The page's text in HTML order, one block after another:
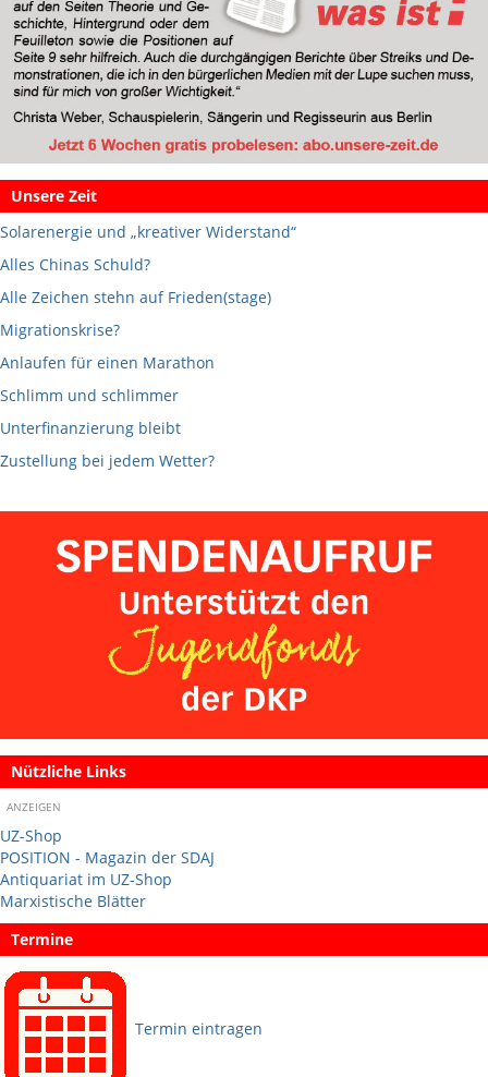
Unsere Zeit
Solarenergie und „kreativer Widerstand“
Alles Chinas Schuld?
Alle Zeichen stehn auf Frieden(stage)
Migrationskrise?
Anlaufen für einen Marathon
Schlimm und schlimmer
Unterfinanzierung bleibt
Zustellung bei jedem Wetter?
Nützliche Links
ANZEIGEN
UZ-Shop
POSITION - Magazin der SDAJ
Antiquariat im UZ-Shop
Marxistische Blätter
Termine
Termin eintragen